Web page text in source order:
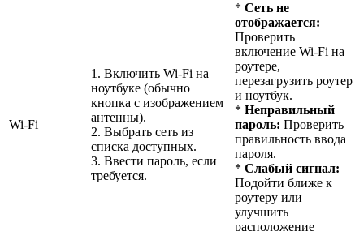
Wi-Fi
1. Включить Wi-Fi на
ноутбуке (обычно
кнопка с изображением
антенны).
2. Выбрать сеть из
списка доступных.
3. Ввести пароль, если
требуется.
* Сеть не
отображается:
Проверить
включение Wi-Fi на
роутере,
перезагрузить роутер
и ноутбук.
* Неправильный
пароль: Проверить
правильность ввода
пароля.
* Слабый сигнал:
Подойти ближе к
роутеру или
улучшить
расположение